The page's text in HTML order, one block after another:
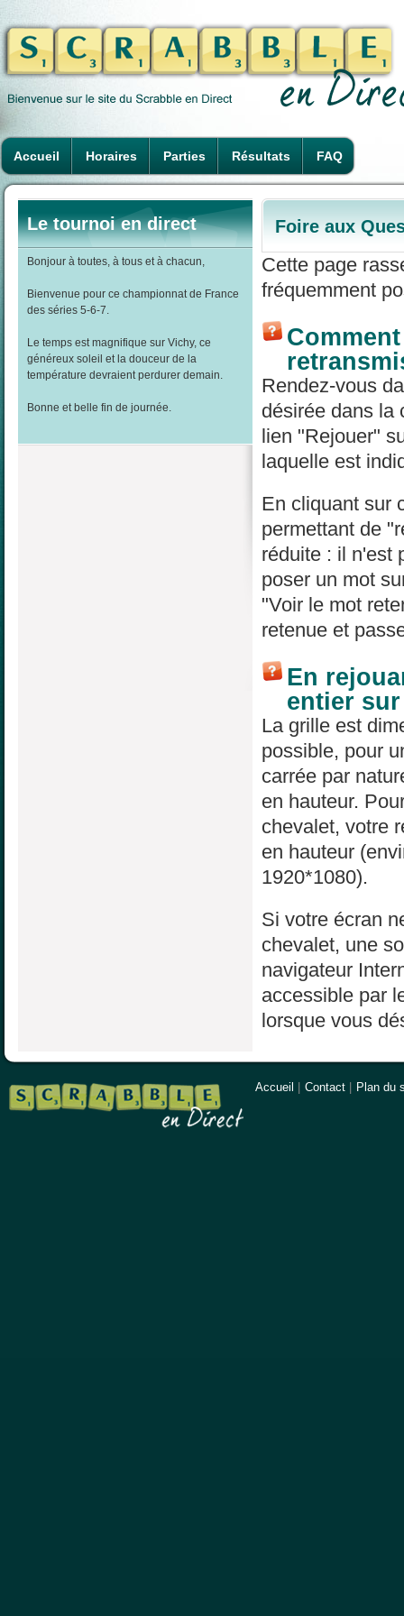
Accueil Horaires Parties Résultats FAQ
Le tournoi en direct
Bonjour à toutes, à tous et à chacun,
Bienvenue pour ce championnat de France
des séries 5-6-7.
Le temps est magnifique sur Vichy, ce
généreux soleil et la douceur de la
température devraient perdurer demain.
Bonne et belle fin de journée.
Foire aux
Cette page
fréquemment
Rendez-vous
désirée dans la
lien "Rejouer"
laquelle est
En cliquant sur
permettant de
réduite : il n'est
poser un mot
"Voir le mot
retenue et
En
entier
La grille est
possible, pour
carrée par
en hauteur.
chevalet, votre
en hauteur
1920*1080).
Si votre écran
chevalet, une
navigateur
accessible par
lorsque vous
Accueil | Contact | Plan du